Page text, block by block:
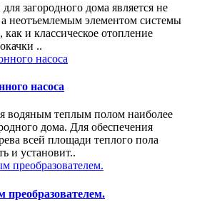
загородного дома является не
неотъемлемым элементом системы
и классическое отопление
..
насоса
водяным теплым полом наиболее
дома. Для обеспечения
всей площади теплого пола
и установит..
преобразователем.